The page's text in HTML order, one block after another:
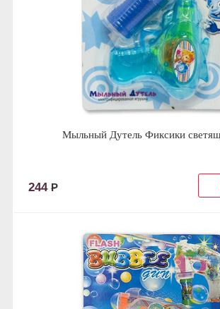
Мыльный Дутель Фиксики
244 Р